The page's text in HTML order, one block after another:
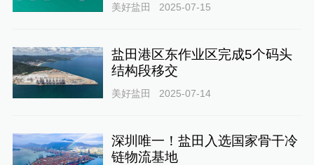
美好盐田 2025-07-15
盐田港区东作业区完成5个码头
结构段移交
美好盐田 2025-07-14
深圳唯一！盐田入选国家骨干冷
链物流基地